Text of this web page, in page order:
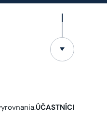
ÚČASTNÍCI